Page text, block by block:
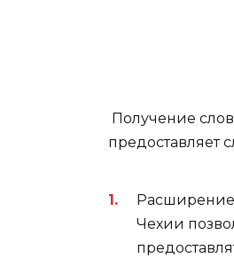
Получение
предоставляет
Чехии